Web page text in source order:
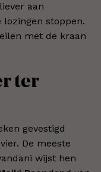
aan
lozingen stoppen.
met de kraan
ter
gevestigd
De meeste
wijst hen